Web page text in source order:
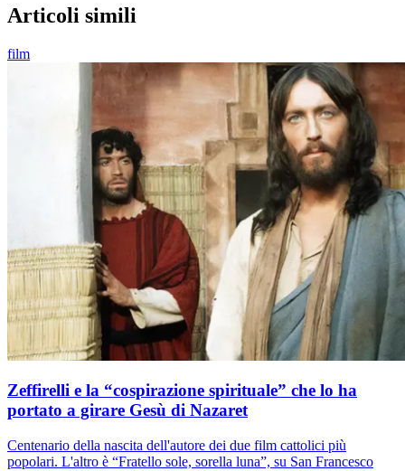
Articoli simili
film
Zeffirelli e la “cospirazione spirituale” che lo ha
portato a girare Gesù di Nazaret
Centenario della nascita dell'autore dei due film cattolici più
popolari. L'altro è “Fratello sole, sorella luna”, su San Francesco